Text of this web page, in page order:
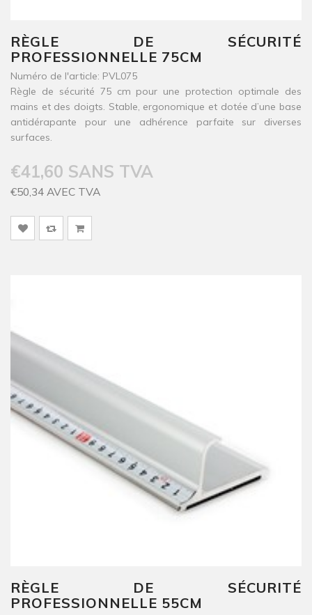
RÈGLE DE SÉCURITÉ
PROFESSIONNELLE 75CM
Numéro de l'article: PVL075
Règle de sécurité 75 cm pour une protection optimale des
mains et des doigts. Stable, ergonomique et dotée d’une base
antidérapante pour une adhérence parfaite sur diverses
surfaces.
€41,60 SANS TVA
€50,34 AVEC TVA
RÈGLE DE SÉCURITÉ
PROFESSIONNELLE 55CM